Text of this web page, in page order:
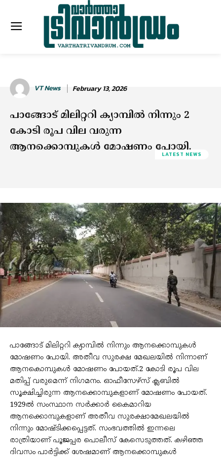
VT News February 13, 2026
പാങ്ങോട് മിലിറ്ററി ക്യാമ്പില്‍ നിന്നും 2
കോടി രൂപ വില വരുന്ന
ആനക്കൊമ്പുകള്‍ മോഷണം പോയി.
LATEST NEWS
പാങ്ങോട് മിലിറ്ററി ക്യാമ്പില്‍ നിന്നും ആനക്കൊമ്പുകള്‍
മോഷണം പോയി. അതീവ സുരക്ഷ മേഖലയില്‍ നിന്നാണ്
ആനകൊമ്പുകള്‍ മോഷണം പോയത്.2 കോടി രൂപ വില
മതിപ്പ് വരുമെന്ന് നിഗമനം. ഓഫീസേഴ്‌സ് ക്ലബില്‍
സൂക്ഷിച്ചിരുന്ന ആനക്കൊമ്പുകളാണ് മോഷണം പോയത്.
1929ല്‍ സംസ്ഥാന സർക്കാർ കൈമാറിയ
ആനക്കൊമ്പുകളാണ് അതീവ സുരക്ഷാമേഖലയില്‍
നിന്നും മോഷ്ടിക്കപ്പെട്ടത്. സംഭവത്തില്‍ ഇന്നലെ
രാത്രിയാണ് പൂജപ്പര പൊലീസ് കേസെടുത്തത്. കഴിഞ്ഞ
ദിവസം പാർട്ടിക്ക് ശേഷമാണ് ആനക്കൊമ്പുകള്‍